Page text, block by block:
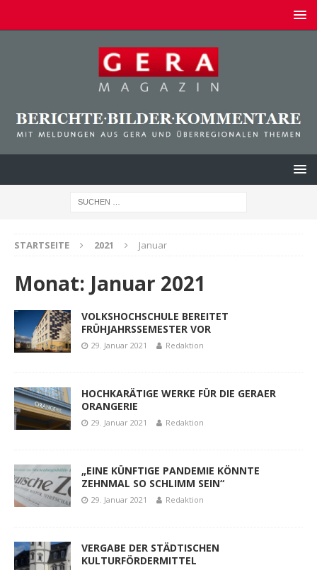
STARTSEITE 2021 Januar
Monat: Januar 2021
VOLKSHOCHSCHULE BEREITET
FRÜHJAHRSSEMESTER VOR
29. Januar 2021 Redaktion
HOCHKARÄTIGE WERKE FÜR DIE GERAER
ORANGERIE
29. Januar 2021 Redaktion
„EINE KÜNFTIGE PANDEMIE KÖNNTE
ZEHNMAL SO SCHLIMM SEIN“
29. Januar 2021 Redaktion
VERGABE DER STÄDTISCHEN
KULTURFÖRDERMITTEL